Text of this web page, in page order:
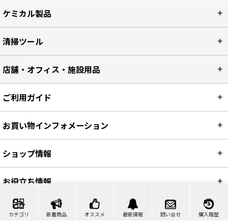
カテゴリ 新着商品 オススメ 最新情報 問い合せ 購入履歴
ケミカル製品
清掃ツール
店舗・オフィス・施設用品
ご利用ガイド
お買い物インフォメーション
ショップ情報
お役立ち情報